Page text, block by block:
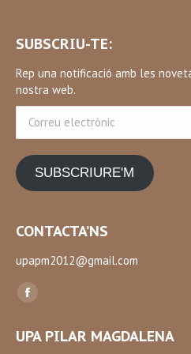
SUBSCRIU-TE:
Rep una notificació amb les
nostra web.
electrònic
SUBSCRIURE'M
CONTACTA’NS
upapm2012@gmail.com
Find us on:
Facebook
opens
UPA PILAR MAGDALENA